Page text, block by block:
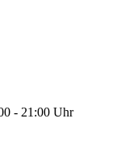
- 21:00 Uhr